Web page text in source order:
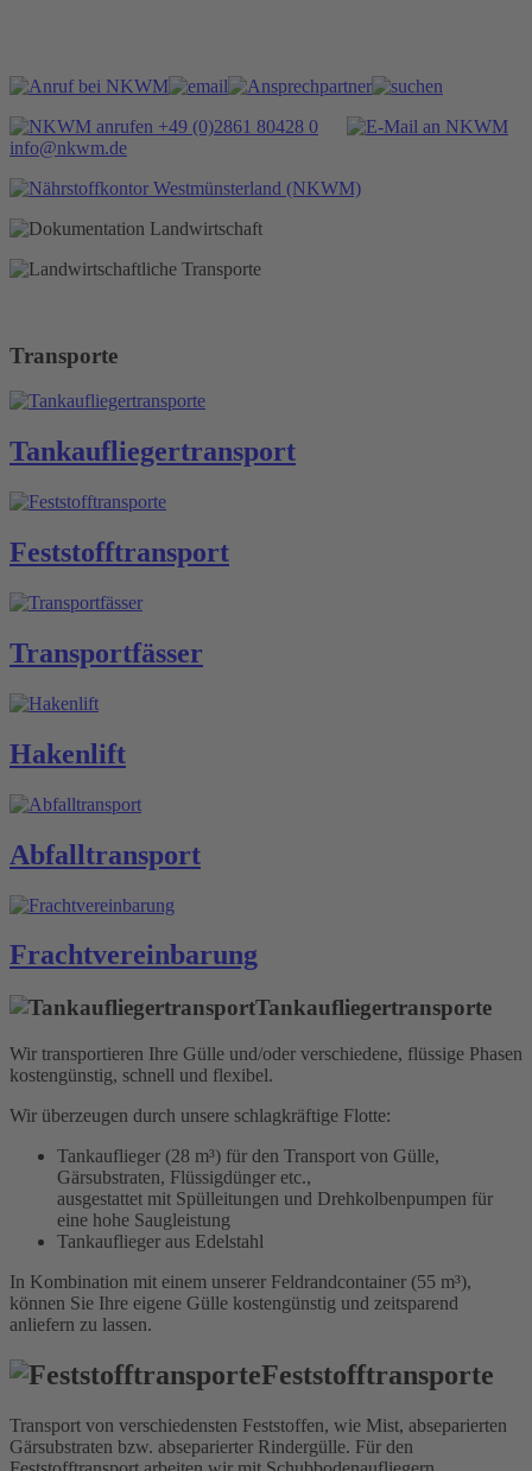
+49 (0)2861 80428 0
info@nkwm.de
Transporte
Tankauflieger­transport
Feststoff­transport
Transport­fässer
Hakenlift
Abfall­transport
Fracht­vereinbarung
Tankauflieger­transporte
Wir transportieren Ihre Gülle und/oder verschiedene, flüssige Phasen
kostengünstig, schnell und flexibel.
Wir überzeugen durch unsere schlagkräftige Flotte:
Tankauflieger (28 m³) für den Transport von Gülle,
Gärsubstraten, Flüssigdünger etc.,
ausgestattet mit Spülleitungen und Drehkolbenpumpen für
eine hohe Saugleistung
Tankauflieger aus Edelstahl
In Kombination mit einem unserer Feldrandcontainer (55 m³),
können Sie Ihre eigene Gülle kostengünstig und zeitsparend
anliefern zu lassen.
Feststofftransporte
Transport von verschiedensten Feststoffen, wie Mist, abseparierten
Gärsubstraten bzw. abseparierter Rindergülle. Für den